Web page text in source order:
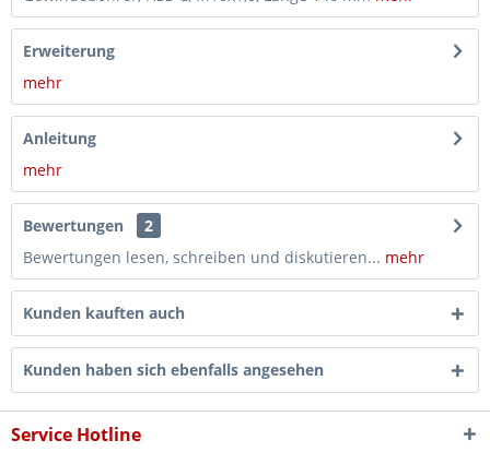
Erweiterung
mehr
Anleitung
mehr
Bewertungen
2
Bewertungen lesen, schreiben und diskutieren... mehr
Kunden kauften auch
Kunden haben sich ebenfalls angesehen
Service Hotline